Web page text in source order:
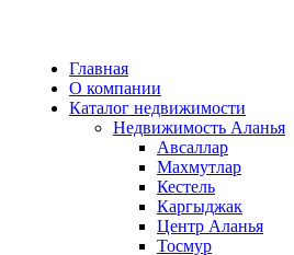
Главная
О компании
Каталог недвижимости
Недвижимость Аланья
Авсаллар
Махмутлар
Кестель
Каргыджак
Центр Аланья
Тосмур